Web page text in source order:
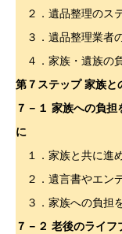
２．遺品整理のス
３．遺品整理業者
４．家族・遺族の
第７ステップ 家族と
７－１ 家族への負
に
１．家族と共に進
２．遺言書やエン
３．家族への負担
７－２ 老後のライ